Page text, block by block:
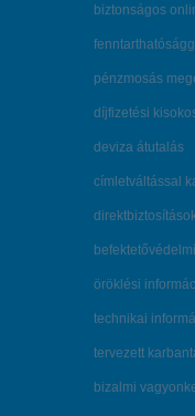
biztonságos
pénzmosás
díjfizetési
deviza átutalás
címletváltással
öröklési
technikai
tervezett
bizalmi